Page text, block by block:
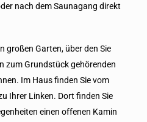
nach dem Saunagang direkt
großen Garten, über den Sie
zum Grundstück gehörenden
Im Haus finden Sie vom
Ihrer Linken. Dort finden Sie
einen offenen Kamin